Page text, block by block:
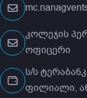
კოლეჯის
ოფიცერი
ს/ს
ფილიალი,